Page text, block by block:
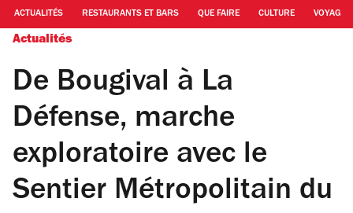
ACTUALITÉS RESTAURANTS ET BARS QUE FAIRE CULTURE VOYAGE
Actualités
De Bougival à La
Défense, marche
exploratoire avec le
Sentier Métropolitain du